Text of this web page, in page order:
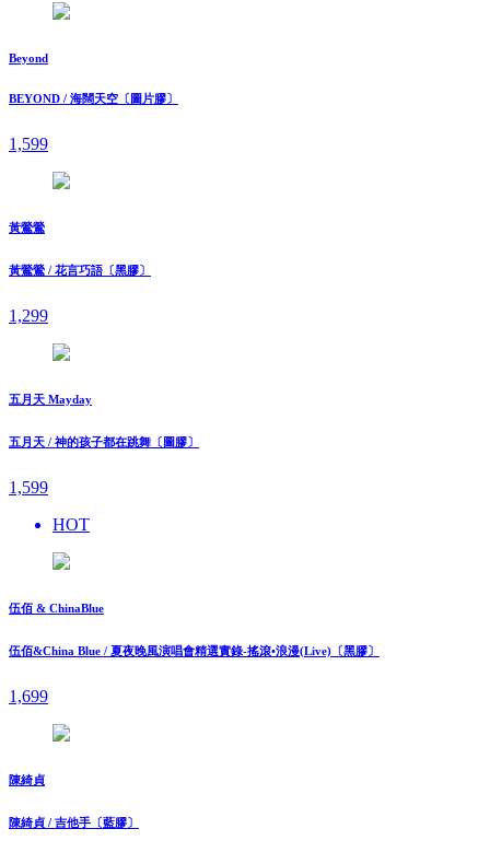
Beyond
BEYOND / 海闊天空〔圖片膠〕
1,599
黃鶯鶯
黃鶯鶯 / 花言巧語〔黑膠〕
1,299
五月天 Mayday
五月天 / 神的孩子都在跳舞〔圖膠〕
1,599
HOT
伍佰 & ChinaBlue
伍佰&China Blue / 夏夜晚風演唱會精選實錄-搖滾•浪漫(Live)〔黑膠〕
1,699
陳綺貞
陳綺貞 / 吉他手〔藍膠〕